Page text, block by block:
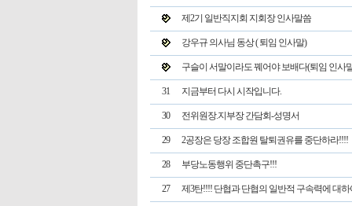
제2기 일반직지회 지회장 인사말씀
강우규 의사님 동상 ( 퇴임 인사말)
구슬이 서말이라도 꿰어야 보배다(퇴임 인사
31 지금부터 다시 시작입니다.
30 전위원장.지부장 간담회-성명서
29 2공장은 당장 조합원 탈퇴권유를 중단하라!!!!
28 부당노동행위 중단촉구!!!
27 제3탄!!!! 단협과 단협의 일반적 구속력에 대하